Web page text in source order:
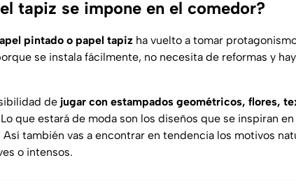
tapiz se impone en el comedor?
pintado o papel tapiz ha vuelto a tomar
se instala fácilmente, no necesita de reformas y
de jugar con estampados geométricos, flores,
Lo que estará de moda son los diseños que se inspiran
también vas a encontrar en tendencia los motivos
o intensos.